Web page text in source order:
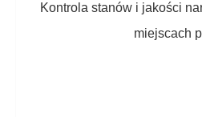
Kontrola stanów i jakości
miejscach